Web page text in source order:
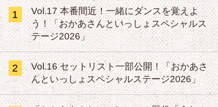
1
Vol.17 本番間近！一緒にダンスを覚えよ
う！「おかあさんといっしょスペシャルス
テージ2026」
2
Vol.16 セットリスト一部公開！「おかあさ
んといっしょスペシャルステージ2026」